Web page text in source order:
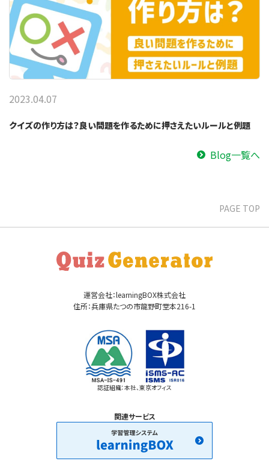
2023.04.07
クイズの作り方は？良い問題を作るために押さえたいルールと例題
Blog一覧へ
PAGE TOP
運営会社：learningBOX株式会社
住所：兵庫県たつの市龍野町堂本216-1
認証組織：本社、東京オフィス
関連サービス